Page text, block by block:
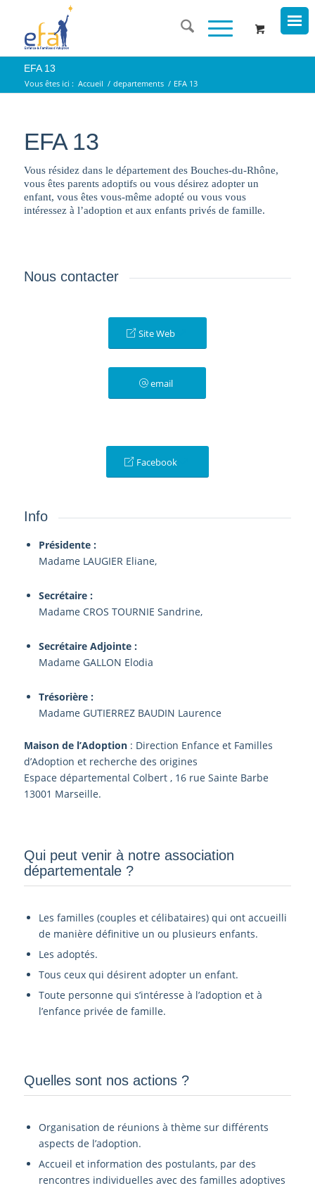
EFA 13
Vous êtes ici : Accueil / departements / EFA 13
EFA 13
Vous résidez dans le département des Bouches-du-Rhône,
vous êtes parents adoptifs ou vous désirez adopter un
enfant, vous êtes vous-même adopté ou vous vous
intéressez à l’adoption et aux enfants privés de famille.
Nous contacter
Site Web
email
Facebook
Info
Présidente :
Madame LAUGIER Eliane,
Secrétaire :
Madame CROS TOURNIE Sandrine,
Secrétaire Adjointe :
Madame GALLON Elodia
Trésorière :
Madame GUTIERREZ BAUDIN Laurence
Maison de l’Adoption: Direction Enfance et Familles
d’Adoption et recherche des origines
Espace départemental Colbert , 16 rue Sainte Barbe
13001 Marseille.
Qui peut venir à notre association
départementale ?­
Les familles (couples et célibataires) qui ont accueilli
de manière définitive un ou plusieurs enfants.
Les adoptés.
Tous ceux qui désirent adopter un enfant.
Toute personne qui s’intéresse à l’adoption et à
l’enfance privée de famille.
Quelles sont nos actions ?
Organisation de réunions à thème sur différents
aspects de l’adoption.
Accueil et information des postulants, par des
rencontres individuelles avec des familles adoptives